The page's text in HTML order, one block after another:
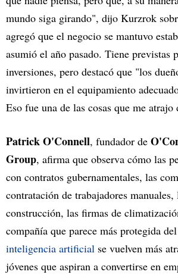
mundo siga girando", dijo Kurzrok
agregó que el negocio se mantuvo
asumió el año pasado. Tiene previstas
inversiones, pero destacó que "los
invirtieron en el equipamiento
Eso fue una de las cosas que me atrajo
Patrick O'Connell, fundador de
Group, afirma que observa cómo las
con contratos gubernamentales, las
contratación de trabajadores manuales,
construcción, las firmas de
compañía que parece más protegida
inteligencia artificial se vuelven más
jóvenes que aspiran a convertirse en